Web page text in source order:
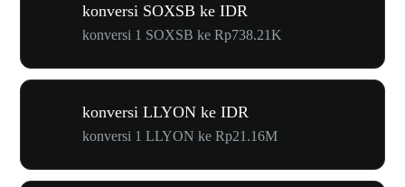
konversi SOXSB ke IDR
konversi 1 SOXSB ke Rp738.21K
konversi LLYON ke IDR
konversi 1 LLYON ke Rp21.16M